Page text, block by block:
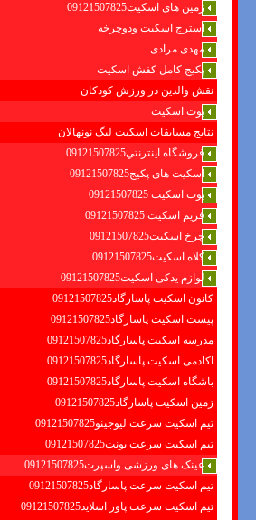
زمین های اسکیت09121507825
استرج اسکیت ودوچرخه
مهدی مرادی
پکیج کامل کفش اسکیت
نقش والدین در ورزش کودکان
بوت اسکیت
نتایج مسابقات اسکیت لیگ نونهالان
فروشگاه اينترنتي09121507825
اسکیت های پکیج09121507825
بوت اسکیت 09121507825
فریم اسکیت 09121507825
چرخ اسکیت09121507825
کلاه اسکیت09121507825
لوازم یدکی اسکیت09121507825
کانون اسکیت پاسارگاد09121507825
پیست اسکیت پاسارگاد09121507825
مدرسه اسکیت پاسارگاد09121507825
اکادمی اسکیت پاسارگاد09121507825
باشگاه اسکیت پاسارگاد09121507825
زمین اسکیت پاسارگاد09121507825
تیم اسکیت سرعت لیوجینو09121507825
تیم اسکیت سرعت بونت09121507825
عینک های ورزشی واسپرت09121507825
تیم اسکیت سرعت پاسارگاد09121507825
تیم اسکیت سرعت پاور اسلاید09121507825